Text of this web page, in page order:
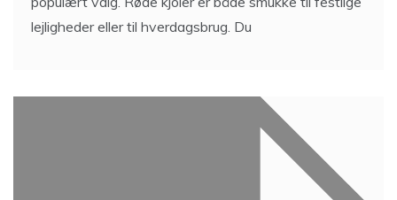
lejligheder eller til hverdagsbrug. Du